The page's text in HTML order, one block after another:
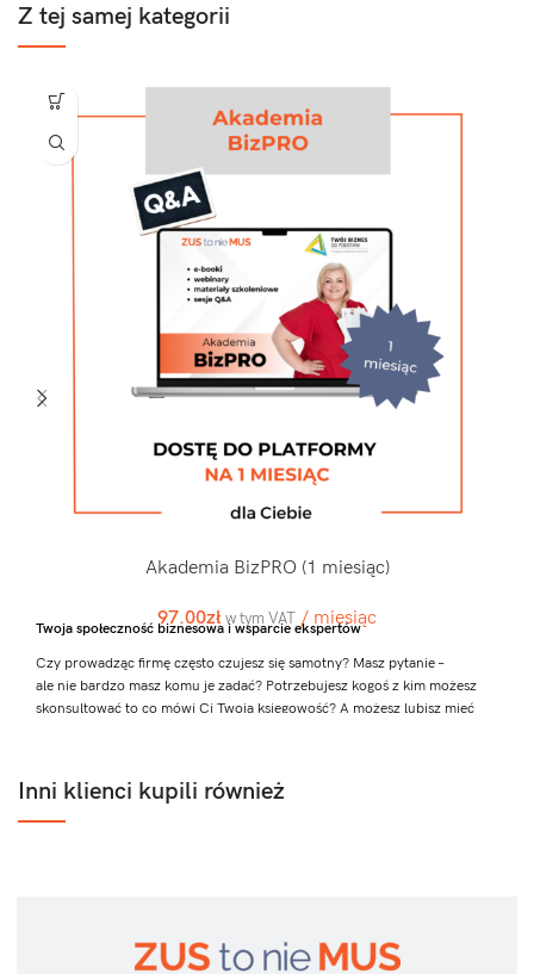
Z tej samej kategorii
Akademia BizPRO (1 miesiąc)
97.00zł w tym VAT / miesiąc
Twoja społeczność biznesowa i wsparcie ekspertów
Czy prowadząc firmę często czujesz się samotny? Masz pytanie –
ale nie bardzo masz komu je zadać? Potrzebujesz kogoś z kim możesz
skonsultować to co mówi Ci Twoja księgowość? A możesz lubisz mieć
Inni klienci kupili również